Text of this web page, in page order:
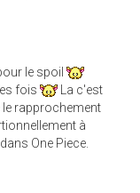
le spoil
fois
La c'est
le rapprochement
à
One Piece.